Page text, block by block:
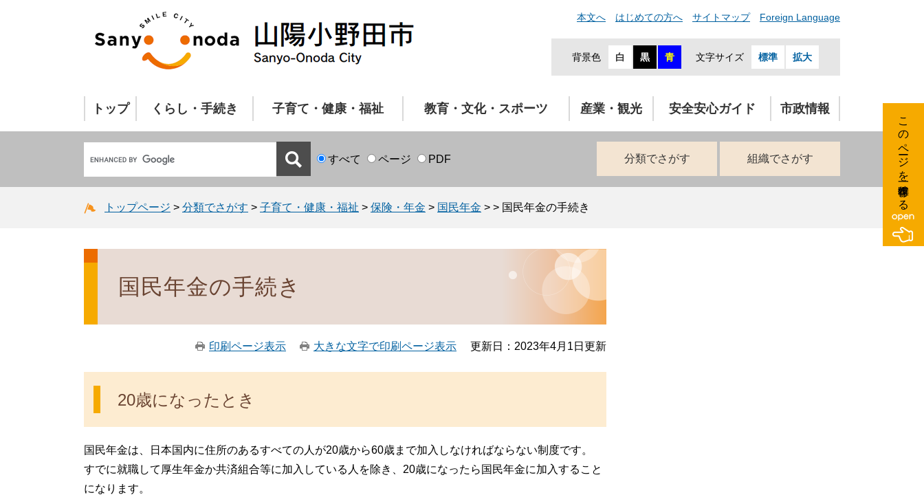
本文へ はじめての方へ サイトマップ Foreign Language
背景色 白 黒 青 文字サイズ 標準 拡大
トップ くらし・手続き 子育て・健康・福祉 教育・文化・スポーツ 産業・観光 安全安心ガイド 市政情報
すべて ページ PDF 分類でさがす 組織でさがす
トップページ > 分類でさがす > 子育て・健康・福祉 > 保険・年金 > 国民年金 > > 国民年金の手続き
国民年金の手続き
印刷ページ表示 大きな文字で印刷ページ表示 更新日：2023年4月1日更新
20歳になったとき
国民年金は、日本国内に住所のあるすべての人が20歳から60歳まで加入しなければならない制度です。
すでに就職して厚生年金か共済組合等に加入している人を除き、20歳になったら国民年金に加入すること
になります。
このページを一時保存する